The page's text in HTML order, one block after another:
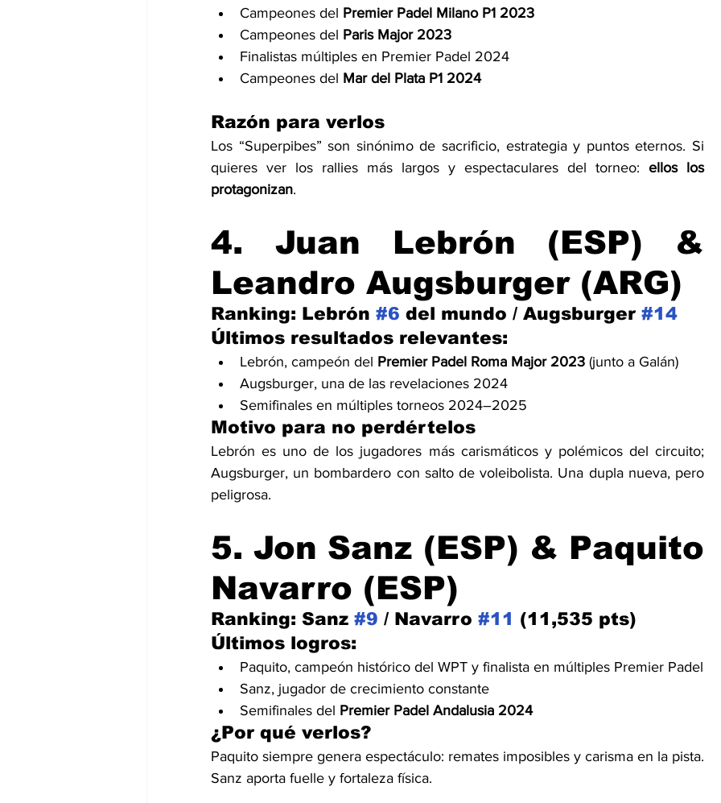
Campeones del Premier Padel Milano P1 2023
Campeones del Paris Major 2023
Finalistas múltiples en Premier Padel 2024
Campeones del Mar del Plata P1 2024
Razón para verlos
Los “Superpibes” son sinónimo de sacrificio, estrategia y puntos eternos. Si
quieres ver los rallies más largos y espectaculares del torneo: ellos los
protagonizan.
4. Juan Lebrón (ESP) &
Leandro Augsburger (ARG)
Ranking: Lebrón #6 del mundo / Augsburger #14
Últimos resultados relevantes:
Lebrón, campeón del Premier Padel Roma Major 2023 (junto a Galán)
Augsburger, una de las revelaciones 2024
Semifinales en múltiples torneos 2024–2025
Motivo para no perdértelos
Lebrón es uno de los jugadores más carismáticos y polémicos del circuito;
Augsburger, un bombardero con salto de voleibolista. Una dupla nueva, pero
peligrosa.
5. Jon Sanz (ESP) & Paquito
Navarro (ESP)
Ranking: Sanz #9 / Navarro #11 (11,535 pts)
Últimos logros:
Paquito, campeón histórico del WPT y finalista en múltiples Premier Padel
Sanz, jugador de crecimiento constante
Semifinales del Premier Padel Andalusia 2024
¿Por qué verlos?
Paquito siempre genera espectáculo: remates imposibles y carisma en la pista.
Sanz aporta fuelle y fortaleza física.